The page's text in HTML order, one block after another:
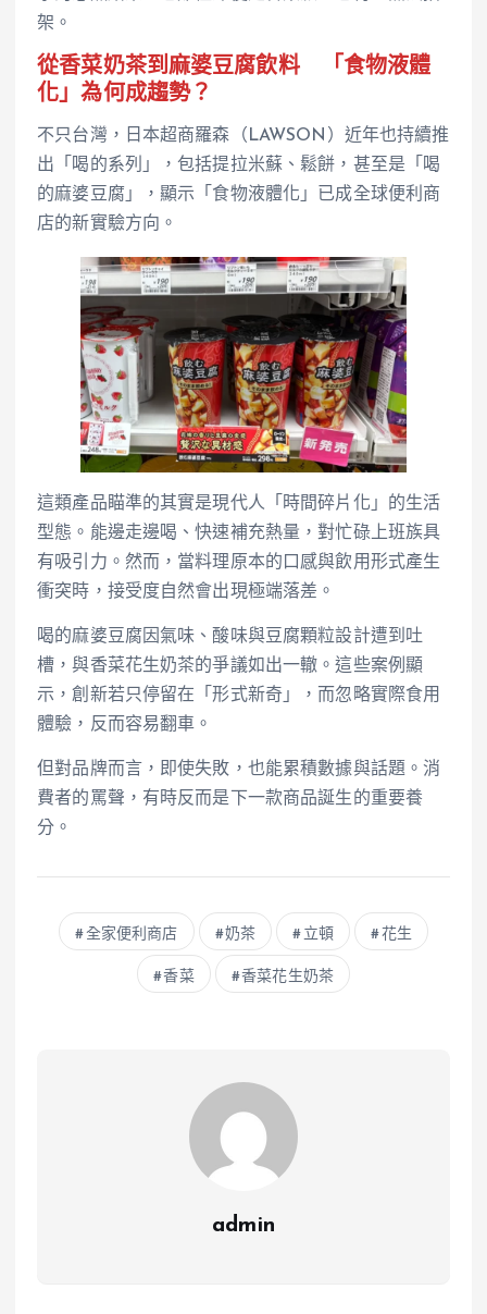
架。
從香菜奶茶到麻婆豆腐飲料 「食物液體
化」為何成趨勢？
不只台灣，日本超商羅森（LAWSON）近年也持續推
出「喝的系列」，包括提拉米蘇、鬆餅，甚至是「喝
的麻婆豆腐」，顯示「食物液體化」已成全球便利商
店的新實驗方向。
這類產品瞄準的其實是現代人「時間碎片化」的生活
型態。能邊走邊喝、快速補充熱量，對忙碌上班族具
有吸引力。然而，當料理原本的口感與飲用形式產生
衝突時，接受度自然會出現極端落差。
喝的麻婆豆腐因氣味、酸味與豆腐顆粒設計遭到吐
槽，與香菜花生奶茶的爭議如出一轍。這些案例顯
示，創新若只停留在「形式新奇」，而忽略實際食用
體驗，反而容易翻車。
但對品牌而言，即使失敗，也能累積數據與話題。消
費者的罵聲，有時反而是下一款商品誕生的重要養
分。
全家便利商店 奶茶 立頓 花生
香菜 香菜花生奶茶
admin